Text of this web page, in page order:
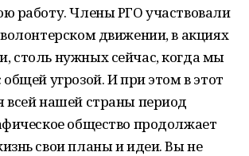
работу. Члены РГО участвовали
движении, в акциях
столь нужных сейчас, когда мы
угрозой. И при этом в этот
всей нашей страны период
общество продолжает
свои планы и идеи. Вы не